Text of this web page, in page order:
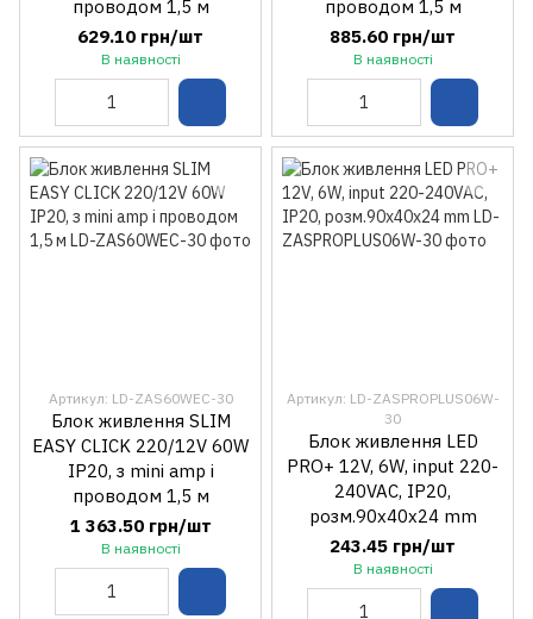
проводом 1,5 м
629.10 грн/шт
В наявності
проводом 1,5 м
885.60 грн/шт
В наявності
Артикул: LD-ZAS60WEC-30
Блок живлення SLIM
EASY CLICK 220/12V 60W
IP20, з mini amp і
проводом 1,5 м
1 363.50 грн/шт
В наявності
Артикул: LD-ZASPROPLUS06W-
30
Блок живлення LED
PRO+ 12V, 6W, input 220-
240VAC, IP20,
розм.90x40x24 mm
243.45 грн/шт
В наявності